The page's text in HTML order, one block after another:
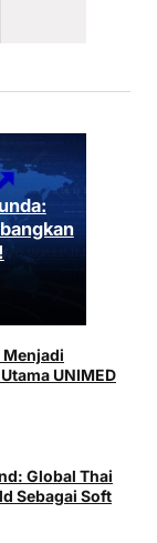
Menjadi
UNIMED
Global Thai
Sebagai Soft